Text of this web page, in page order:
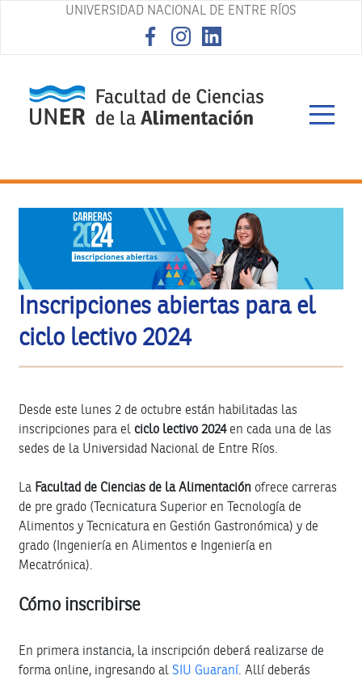
UNIVERSIDAD NACIONAL DE ENTRE RÍOS
asd
Inscripciones abiertas para el
ciclo lectivo 2024
Desde este lunes 2 de octubre están habilitadas las
inscripciones para el ciclo lectivo 2024en cada una de las
sedes de la Universidad Nacional de Entre Ríos.
La Facultad de Ciencias de la Alimentación ofrece carreras
de pre grado (Tecnicatura Superior en Tecnología de
Alimentos y Tecnicatura en Gestión Gastronómica) y de
grado (Ingeniería en Alimentos e Ingeniería en
Mecatrónica).
Cómo inscribirse
En primera instancia, la inscripción deberá realizarse de
forma online, ingresando alSIU Guaraní. Allí deberás